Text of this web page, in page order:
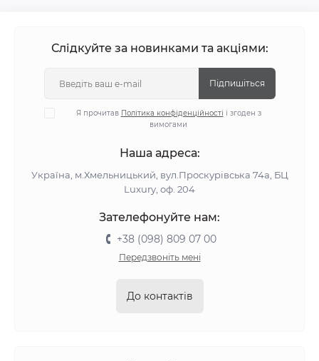
Слідкуйте за новинками та акціями:
Підпишіться
Я прочитав Політика конфіденційності і згоден з
вимогами
Наша адреса:
Україна, м.Хмельницький, вул.Проскурівська 74а, БЦ
Luxury, оф. 204
Зателефонуйте нам:
+38 (098) 809 07 00
Передзвоніть мені
До контактів